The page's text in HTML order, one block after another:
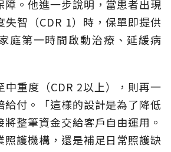
障。他進一步說明，當患者出現
失智（CDR 1）時，保單即提供
庭第一時間啟動治療、延緩病
中重度（CDR 2以上），則再一
給付。「這樣的設計是為了降低
整筆資金交給客戶自由運用。
照護機構，還是補足日常照護缺